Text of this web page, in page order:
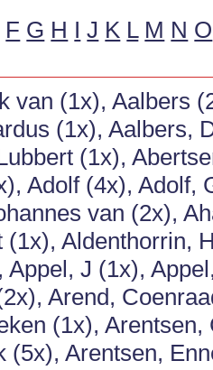
F G H I J K L M N O
van (1x), Aalbers
(1x), Aalbers,
(1x),
Adolf (4x), Adolf,
van (2x),
(1x), Aldenthorrin,
Appel, J (1x),
Arend,
(1x),
(5x), Arentsen,